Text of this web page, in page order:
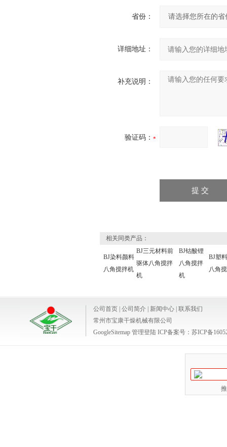
省份：
详细地址：
补充说明：
验证码：
相关同类产品：
BJ染料颜料
八角搅拌机
BJ三元材料前
驱体八角搅拌
机
BJ钴酸锂
八角搅拌
机
BJ塑
八角
公司首页 公司简介 新闻中心 联系我们
常州市宝康干燥机械有限公司
GoogleSitemap 管理登陆 ICP备案号： 苏ICP备